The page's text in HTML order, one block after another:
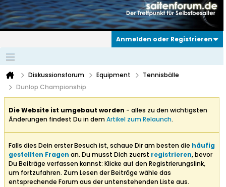
Anmelden oder Registrieren
Diskussionsforum Equipment
Tennisbälle
Dunlop Championship
Die Website ist umgebaut worden - alles zu den wichtigsten
Änderungen findest Du in demArtikel zum Relaunch.
Falls dies Dein erster Besuch ist, schaue Dir am besten die häufig
gestellten Fragen an. Du musst Dich zuerst registrieren, bevor
Du Beiträge verfassen kannst: Klicke auf den Registrierungslink,
um fortzufahren. Zum Lesen der Beiträge wähle das
entsprechende Forum aus der untenstehenden Liste aus.